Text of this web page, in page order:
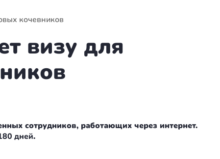
кочевников
визу для
сотрудников, работающих через интернет.
дней.